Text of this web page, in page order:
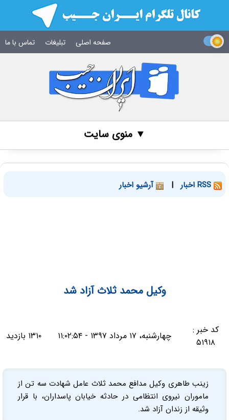
صفحه اصلی تبلیغات تماس با ما
▼ منوی سایت
| آرشیو اخبار
وکیل محمد ثلاث آزاد شد
کد خبر :
۵۱۹۱۸
چهارشنبه، ۱۷ مرداد ۱۳۹۷ - ۱۱:۰۲:۵۴ ۱۳۱۰ بازدید
زینب طاهری وکیل مدافع محمد ثلاث عامل شهادت سه تن از
ماموران نیروی انتظامی در حادثه خیابان پاسداران، با قرار
وثیقه از زندان آزاد شد.